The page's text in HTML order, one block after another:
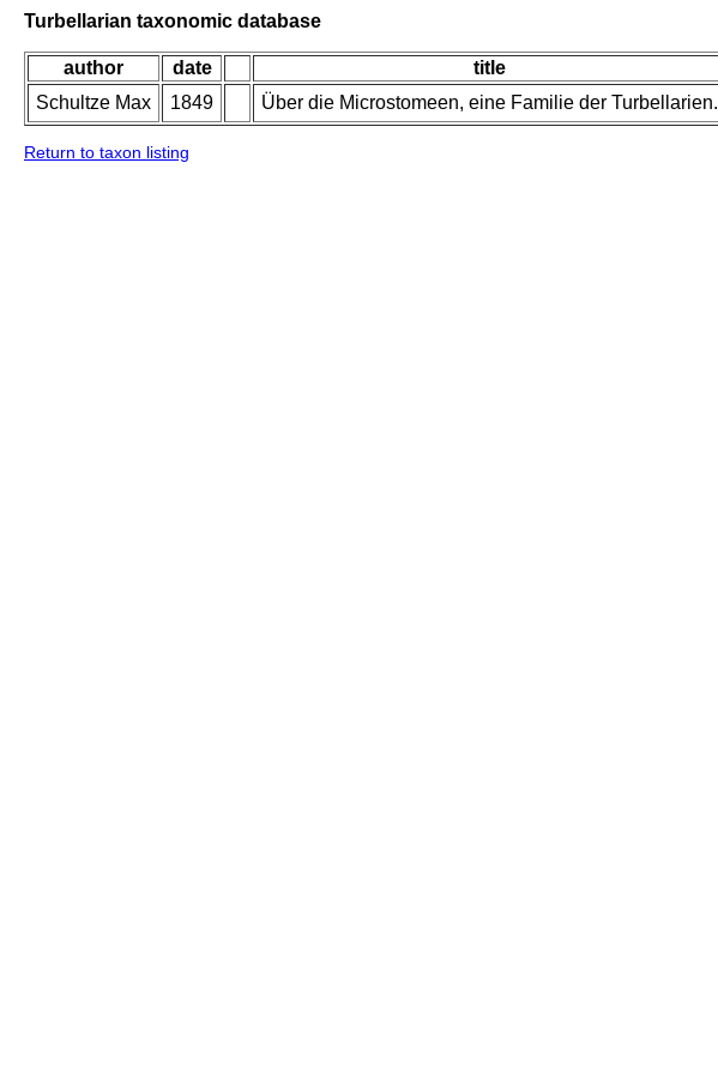
Turbellarian taxonomic database
author date title
Schultze Max
1849 Über die Microstomeen, eine Familie der Turbellarien.
Return to taxon listing